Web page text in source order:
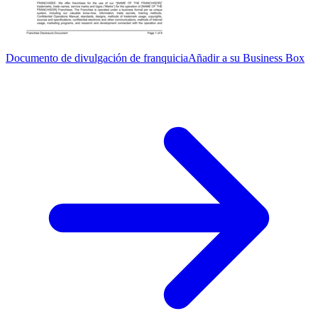
Documento de divulgación de franquiciaAñadir a su Business Box